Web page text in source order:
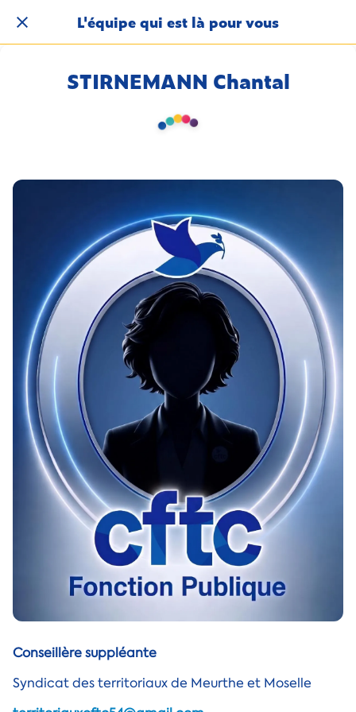
L'équipe qui est là pour vous
STIRNEMANN Chantal
Conseillère suppléante
Syndicat des territoriaux de Meurthe et Moselle